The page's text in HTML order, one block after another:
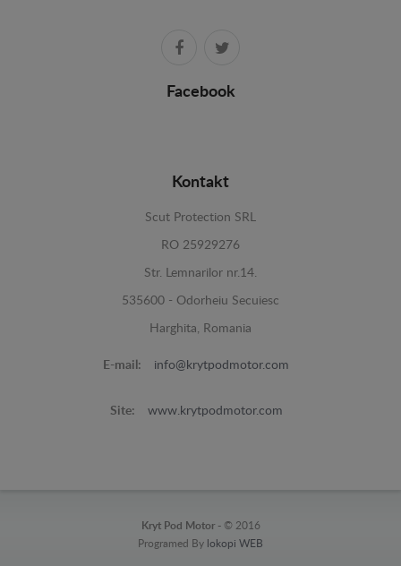
Facebook
Kontakt
Scut Protection SRL
RO 25929276
Str. Lemnarilor nr.14.
535600 - Odorheiu Secuiesc
Harghita, Romania
E-mail: info@krytpodmotor.com
Site: www.krytpodmotor.com
Kryt Pod Motor - © 2016
Programed By lokopi WEB